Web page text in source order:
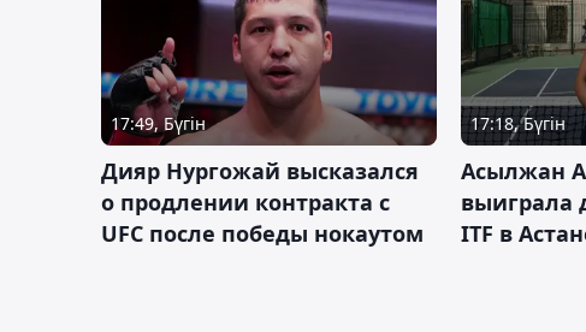
17:49, Бүгін
Дияр Нургожай высказался
о продлении контракта с
UFC после победы нокаутом
17:18, Бүгін
Асылжан
выиграла
ITF в